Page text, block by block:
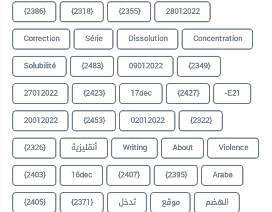
{2386}
{2318} {2355}
28012022
Correction
Série Dissolution
Concentration
Solubilité
{2483} 09012022
{2349}
27012022
{2423} 17dec {2427}
-E21
20012022
{2453} 02012022
{2322}
{2326}
أنقليزية Writing About
Violence
{2403}
16dec {2407} {2395}
Arabe
{2405}
{2371} تدخل موقع
الهضم